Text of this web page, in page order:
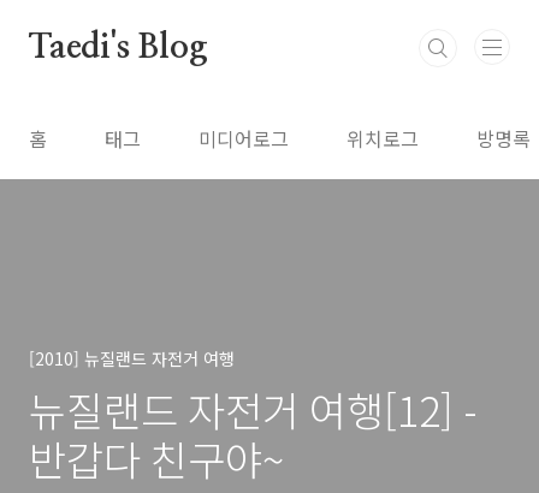
Taedi's Blog
홈 태그 미디어로그 위치로그 방명록
[2010] 뉴질랜드 자전거 여행
뉴질랜드 자전거 여행[12] -
반갑다 친구야~